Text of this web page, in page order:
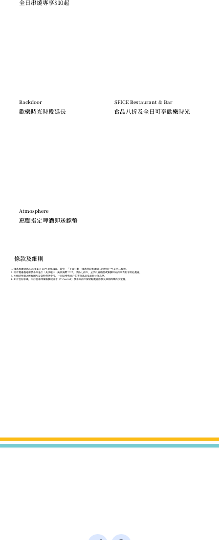
全日串燒專享$10起
Backdoor
歡樂時光時段延長
SPICE Restaurant & Bar
食品八折及全日可享歡樂時光
Atmosphere
惠顧指定啤酒即送鏢幣
條款及細則
優惠推廣期為2025年10月1日至10月31日。其中，「平日狂歡」優惠僅於推廣期內的星期一至星期三有效。
所有優惠僅適用於參與是次「尖沙咀中 · 美酒美饌 2025」活動之商戶，並須於惠顧前或點餐時向商戶表明享用此優惠。
本網站所載之所有圖片及資料僅供參考，一切以參與商戶的實際出品及最新公佈為準。
如有任何爭議，尖沙咀中部策略發展協會（T-Central）及參與商戶保留對優惠條款及細則的最終決定權。